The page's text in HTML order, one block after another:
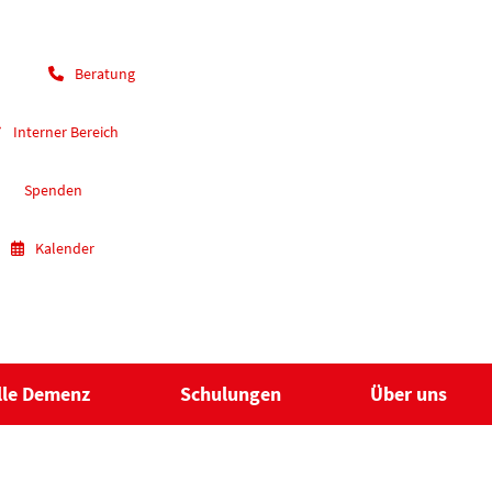
Beratung
Interner Bereich
Spenden
Kalender
Demenz Schulungen Über uns